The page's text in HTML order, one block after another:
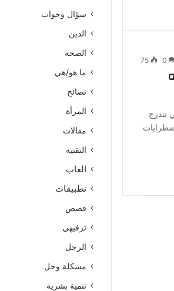
0
75
تندرج
سؤال وجواب
الدين
الصحة
ما هو/هي
نصائح
المرأة
مقالات
التقنية
العاب
تطبيقات
قصص
ترفيهي
الرجل
مشكلة وحل
تنمية بشرية